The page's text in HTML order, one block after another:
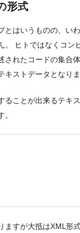
形式
とはいうものの、い
。 ヒトではなくコン
されたコードの集合
キストデータとなりま
ることが出来るテキ
ますが大抵はXML形